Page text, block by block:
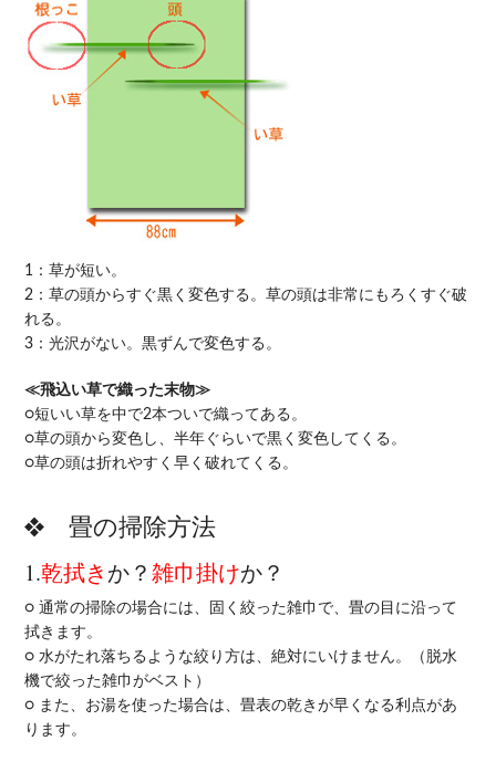
1：草が短い。
2：草の頭からすぐ黒く変色する。草の頭は非常にもろくすぐ破
れる。
3：光沢がない。黒ずんで変色する。
≪飛込い草で織った末物≫
○短いい草を中で2本ついで織ってある。
○草の頭から変色し、半年ぐらいで黒く変色してくる。
○草の頭は折れやすく早く破れてくる。
畳の掃除方法
1.乾拭きか？雑巾掛けか？
○ 通常の掃除の場合には、固く絞った雑巾で、畳の目に沿って
拭きます。
○ 水がたれ落ちるような絞り方は、絶対にいけません。（脱水
機で絞った雑巾がベスト）
○ また、お湯を使った場合は、畳表の乾きが早くなる利点があ
ります。